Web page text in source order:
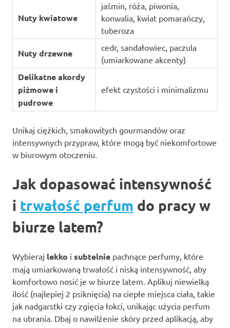
Nuty kwiatowe
jaśmin, róża, piwonia,
konwalia, kwiat pomarańczy,
tuberoza
Nuty drzewne
cedr, sandałowiec, paczula
(umiarkowane akcenty)
Delikatne akordy
piżmowe i
pudrowe
efekt czystości i minimalizmu
Unikaj ciężkich, smakowitych gourmandów oraz
intensywnych przypraw, które mogą być niekomfortowe
w biurowym otoczeniu.
Jak dopasować intensywność
i trwałość perfum do pracy w
biurze latem?
Wybieraj lekko i subtelnie pachnące perfumy, które
mają umiarkowaną trwałość i niską intensywność, aby
komfortowo nosić je w biurze latem. Aplikuj niewielką
ilość (najlepiej 2 psiknięcia) na ciepłe miejsca ciała, takie
jak nadgarstki czy zgięcia łokci, unikając użycia perfum
na ubrania. Dbaj o nawilżenie skóry przed aplikacją, aby